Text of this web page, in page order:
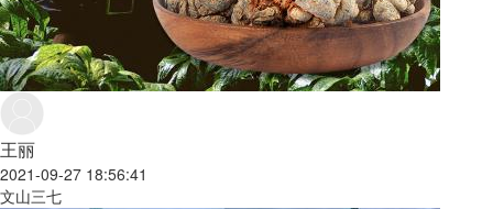
王丽
2021-09-27 18:56:41
文山三七